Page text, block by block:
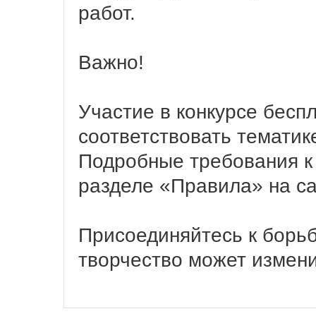
работ.
Важно!
Участие в конкурсе
соответствовать
Подробные требования
разделе «Правила» на
Присоединяйтесь к
творчество может